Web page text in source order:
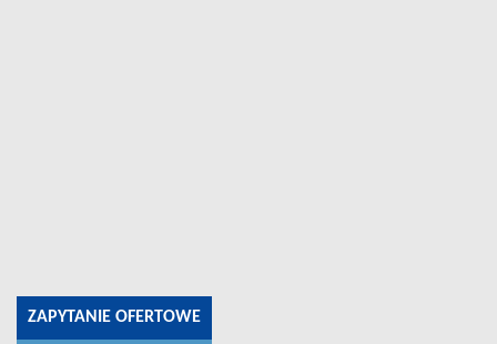
ZAPYTANIE OFERTOWE